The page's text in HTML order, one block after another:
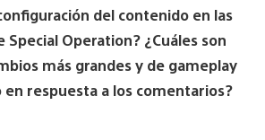
del contenido en las
Special Operation? ¿Cuáles son
más grandes y de gameplay
en respuesta a los comentarios?